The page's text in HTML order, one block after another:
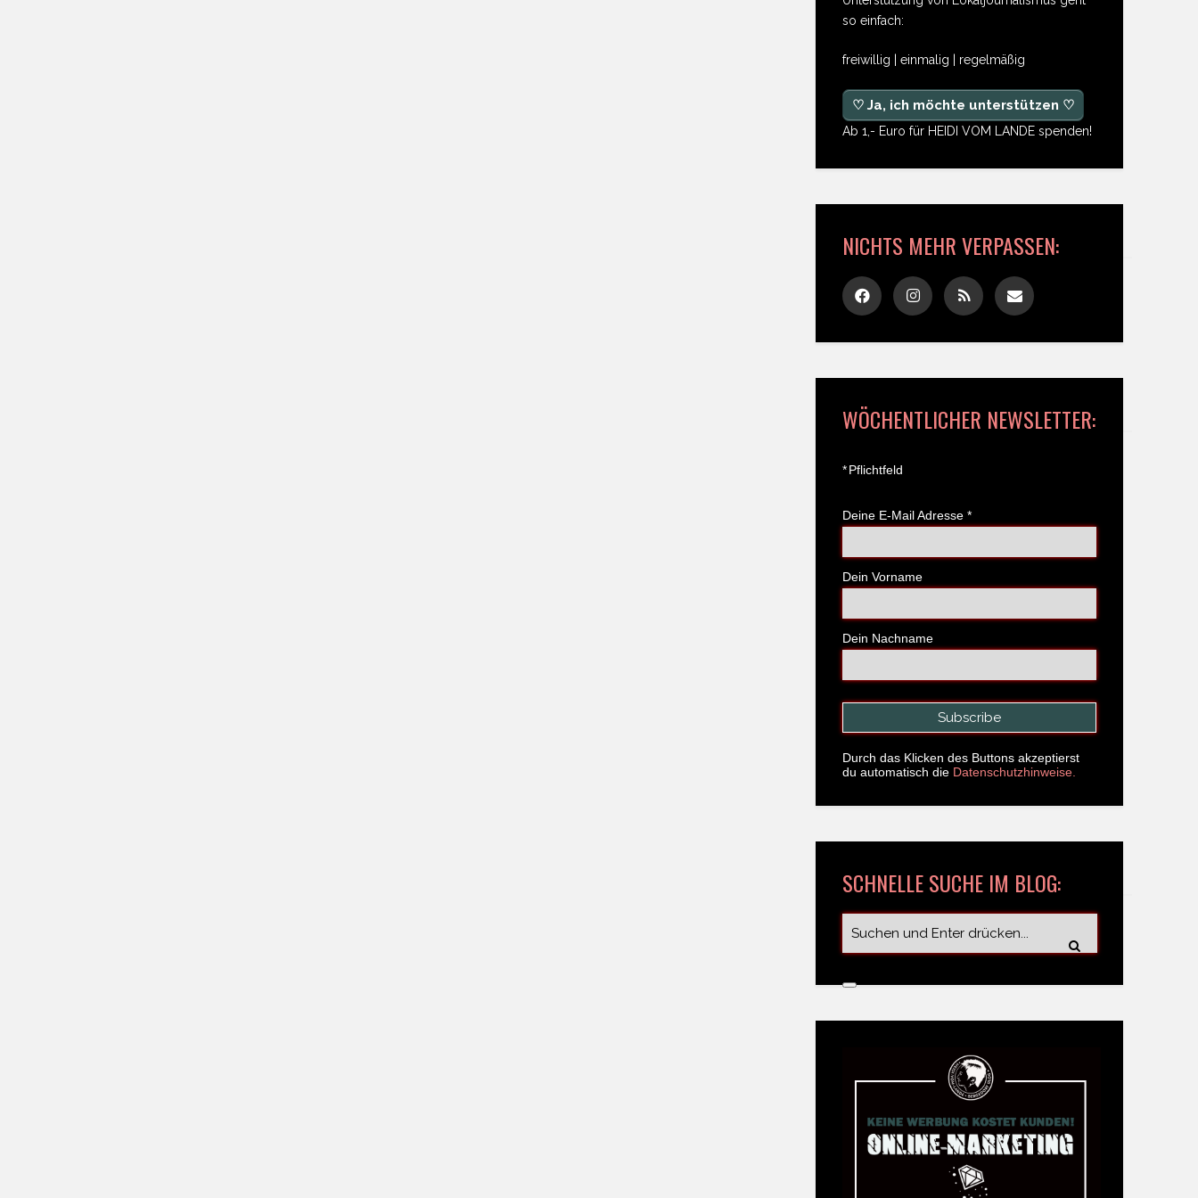
so einfach:
freiwillig | einmalig | regelmäßig
♡ Ja, ich möchte unterstützen ♡
Ab 1,- Euro für HEIDI VOM LANDE spenden!
NICHTS MEHR VERPASSEN:
WÖCHENTLICHER NEWSLETTER:
*Pflichtfeld
Deine E-Mail Adresse *
Dein Vorname
Dein Nachname
Durch das Klicken des Buttons akzeptierst
du automatisch die Datenschutzhinweise.
SCHNELLE SUCHE IM BLOG: